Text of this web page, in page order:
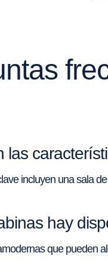
las
incluyen una sala
hay
que pueden